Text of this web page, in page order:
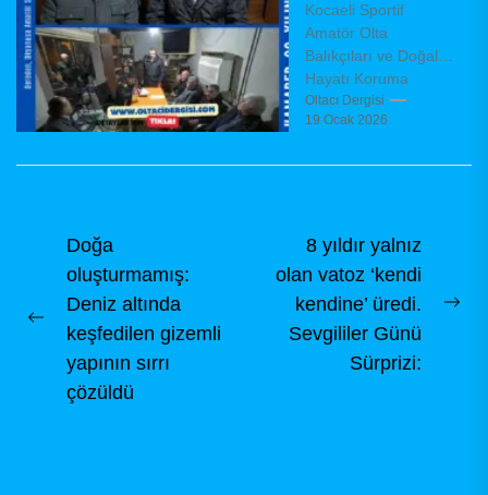
yönetimini
belirledi
Kocaeli Sportif
Amatör Olta
Balıkçıları ve Doğal
Hayatı Koruma
Derneği (KAMADER),
olağanüstü genel
dernek binasında,
Oltacı Dergisi
19 Ocak 2026
Yazı
gezinmesi
Previous
post:
Doğa
oluşturmamış:
Deniz altında
keşfedilen gizemli
yapının sırrı
çözüldü
8 yıldır yalnız
olan vatoz ‘kendi
kendine’ üredi.
Sevgililer Günü
Sürprizi: